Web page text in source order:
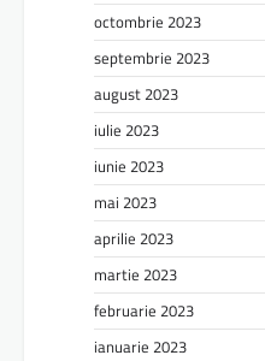
octombrie 2023
septembrie 2023
august 2023
iulie 2023
iunie 2023
mai 2023
aprilie 2023
martie 2023
februarie 2023
ianuarie 2023